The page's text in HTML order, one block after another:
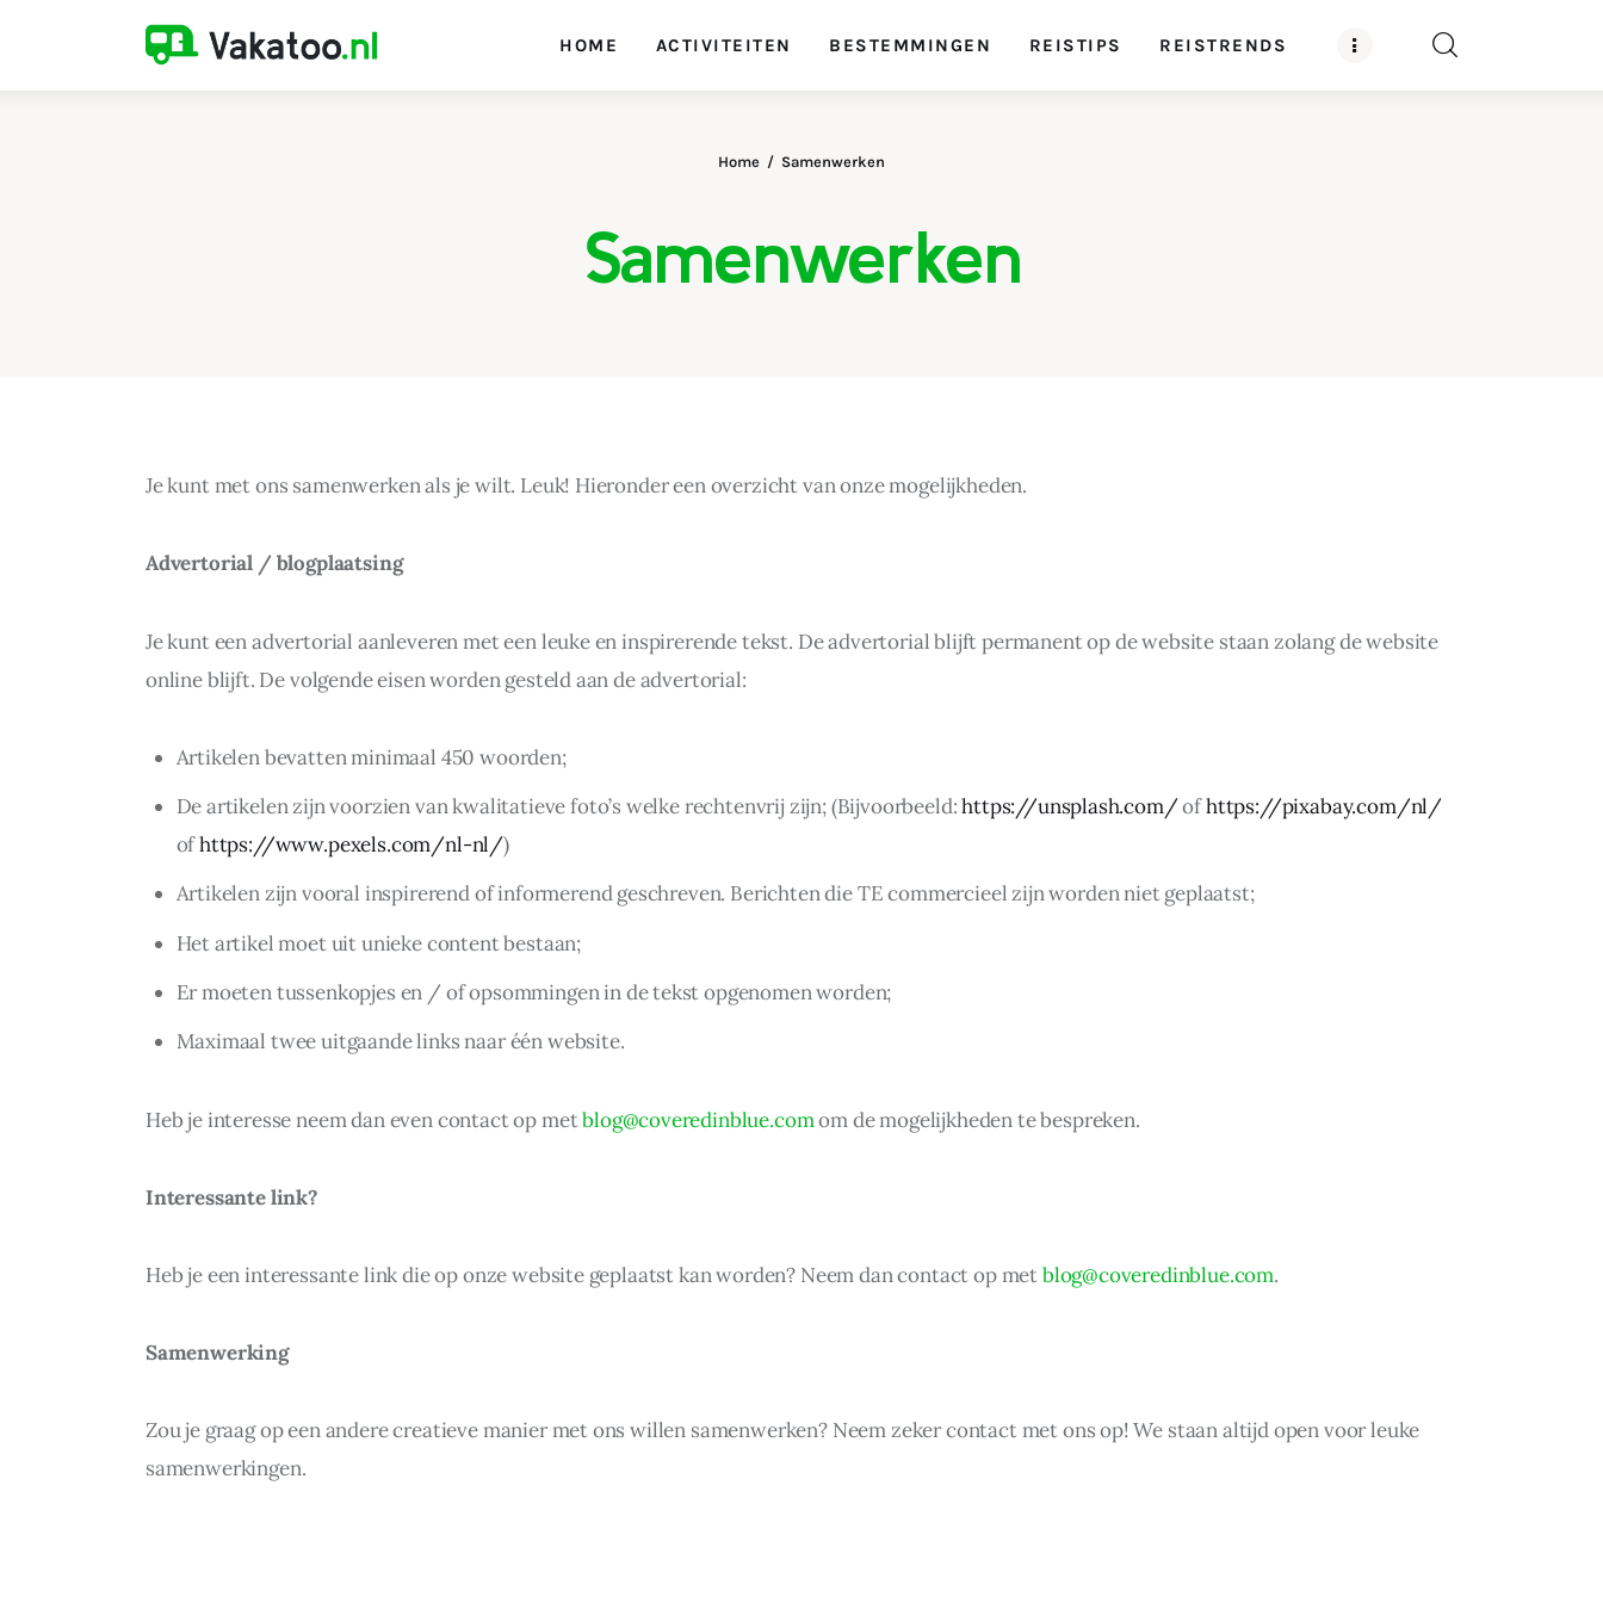
HOME ACTIVITEITEN BESTEMMINGEN REISTIPS REISTRENDS
Samenwerken
Home Samenwerken
Je kunt met ons samenwerken als je wilt. Leuk! Hieronder een overzicht van onze mogelijkheden.
Advertorial / blogplaatsing
Je kunt een advertorial aanleveren met een leuke en inspirerende tekst. De advertorial blijft permanent op de website staan zolang de website
online blijft. De volgende eisen worden gesteld aan de advertorial:
Artikelen bevatten minimaal 450 woorden;
De artikelen zijn voorzien van kwalitatieve foto’s welke rechtenvrij zijn; (Bijvoorbeeld:https://unsplash.com/ofhttps://pixabay.com/nl/
ofhttps://www.pexels.com/nl-nl/)
Artikelen zijn vooral inspirerend of informerend geschreven. Berichten die TE commercieel zijn worden niet geplaatst;
Het artikel moet uit unieke content bestaan;
Er moeten tussenkopjes en / of opsommingen in de tekst opgenomen worden;
Maximaal twee uitgaande links naar één website.
Heb je interesse neem dan even contact op metblog@coveredinblue.comom de mogelijkheden te bespreken.
Interessante link?
Heb je een interessante link die op onze website geplaatst kan worden? Neem dan contact op metblog@coveredinblue.com.
Samenwerking
Zou je graag op een andere creatieve manier met ons willen samenwerken? Neem zeker contact met ons op! We staan altijd open voor leuke
samenwerkingen.